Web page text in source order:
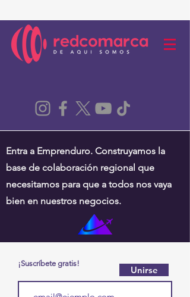
Entra a Emprenduro. Construyamos la
base de colaboración regional que
necesitamos para que a todos nos vaya
bien en nuestros negocios.
¡Suscríbete gratis!
Unirse